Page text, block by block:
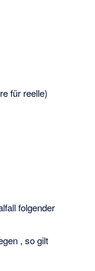
für reelle)
folgender
, so gilt